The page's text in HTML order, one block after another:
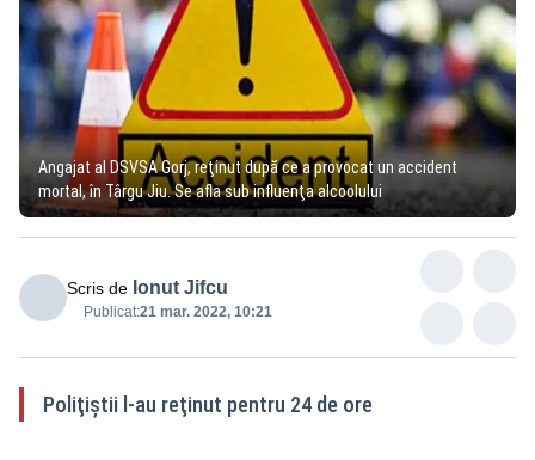
Angajat al DSVSA Gorj, reţinut după ce a provocat un accident
mortal, în Târgu Jiu. Se afla sub influenţa alcoolului
Scris de Ionut Jifcu
Publicat:21 mar. 2022, 10:21
Poliţiştii l-au reţinut pentru 24 de ore